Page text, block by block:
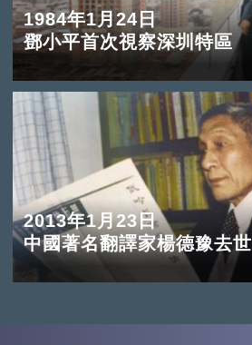
1984年1月24日
鄧小平首次視察深圳特區
2013年1月23日
中國著名翻譯家楊德豫去世